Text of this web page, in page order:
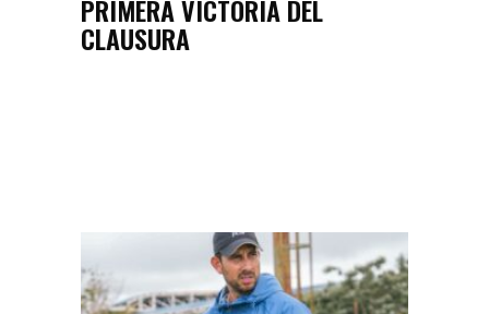
PRIMERA VICTORIA DEL
CLAUSURA